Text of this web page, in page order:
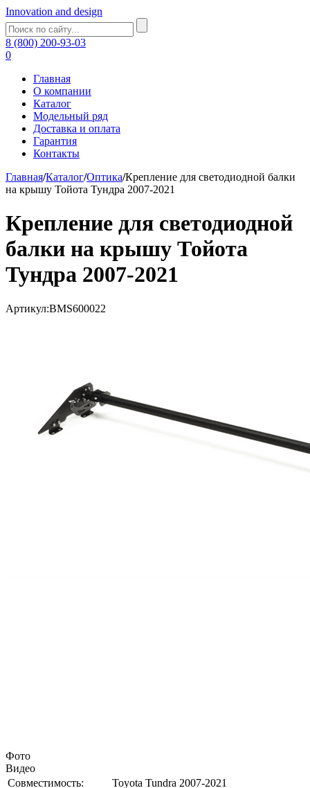
Innovation and design
8 (800) 200-93-03
0
Главная
О компании
Каталог
Модельный ряд
Доставка и оплата
Гарантия
Контакты
Главная/Каталог/Оптика/Крепление для светодиодной балки
на крышу Тойота Тундра 2007-2021
Крепление для светодиодной
балки на крышу Тойота
Тундра 2007-2021
Артикул:BMS600022
Фото
Видео
Совместимость:
Toyota Tundra 2007-2021